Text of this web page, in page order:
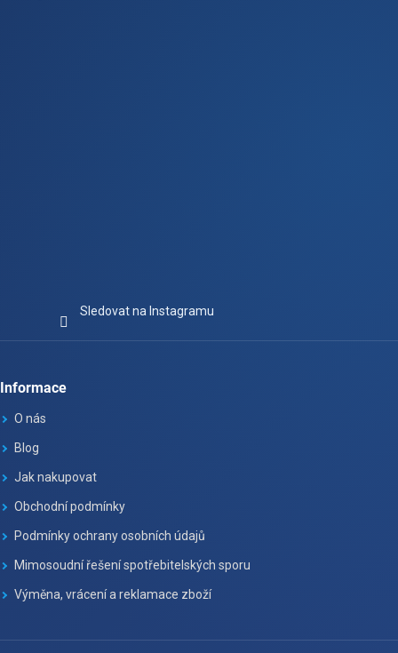
Sledovat na Instagramu
Informace
O nás
Blog
Jak nakupovat
Obchodní podmínky
Podmínky ochrany osobních údajů
Mimosoudní řešení spotřebitelských sporu
Výměna, vrácení a reklamace zboží